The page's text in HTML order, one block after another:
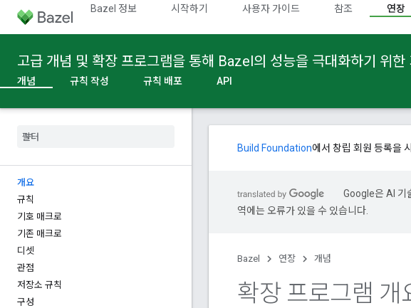
Bazel 정보 시작하기 사용자 가이드 참조 연장
고급 개념 및 확장 프로그램을 통해 Bazel의 성능을 극대화하기 위한
개념 규칙 작성 규칙 배포 API
개요
규칙
기호 매크로
기존 매크로
디셋
관점
저장소 규칙
구성
Build Foundation에서 창립 회원 등록을
Google은 AI 기
역에는 오류가 있을 수 있습니다.
Bazel 연장 개념
확장 프로그램 개